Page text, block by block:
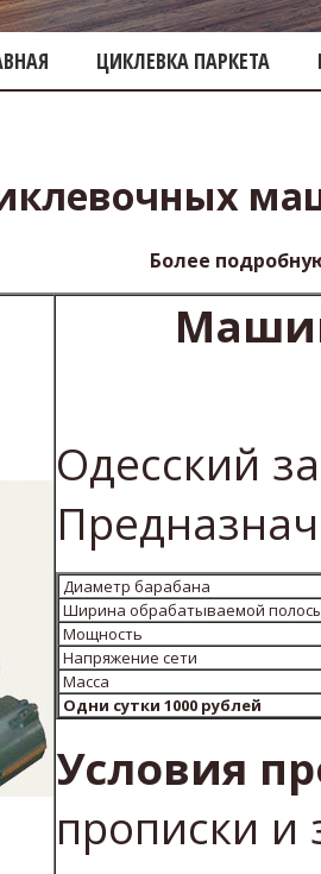
ЦИКЛЕВКА ПАРКЕТА
Более
Одесский
Диаметр барабана
Ширина обрабатываемой
Мощность
Напряжение сети
Масса
Одни сутки 1000 рублей
Условия
прописки и